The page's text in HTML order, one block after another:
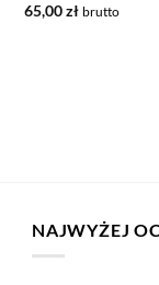
65,00zł brutto
NAJWYŻEJ